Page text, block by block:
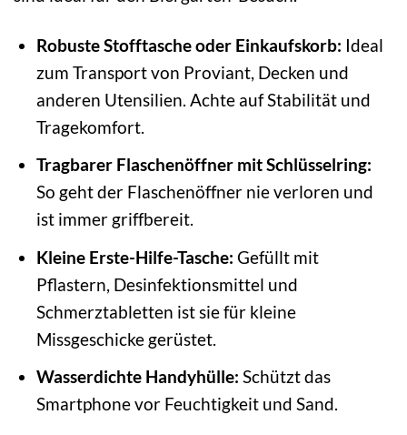
Robuste Stofftasche oder Einkaufskorb: Ideal
zum Transport von Proviant, Decken und
anderen Utensilien. Achte auf Stabilität und
Tragekomfort.
Tragbarer Flaschenöffner mit Schlüsselring:
So geht der Flaschenöffner nie verloren und
ist immer griffbereit.
Kleine Erste-Hilfe-Tasche: Gefüllt mit
Pflastern, Desinfektionsmittel und
Schmerztabletten ist sie für kleine
Missgeschicke gerüstet.
Wasserdichte Handyhülle: Schützt das
Smartphone vor Feuchtigkeit und Sand.